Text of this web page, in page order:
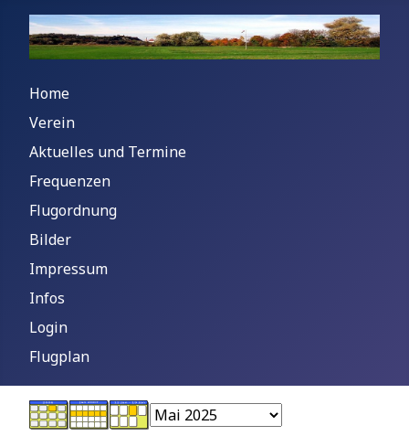
Home
Verein
Aktuelles und Termine
Frequenzen
Flugordnung
Bilder
Impressum
Infos
Login
Flugplan